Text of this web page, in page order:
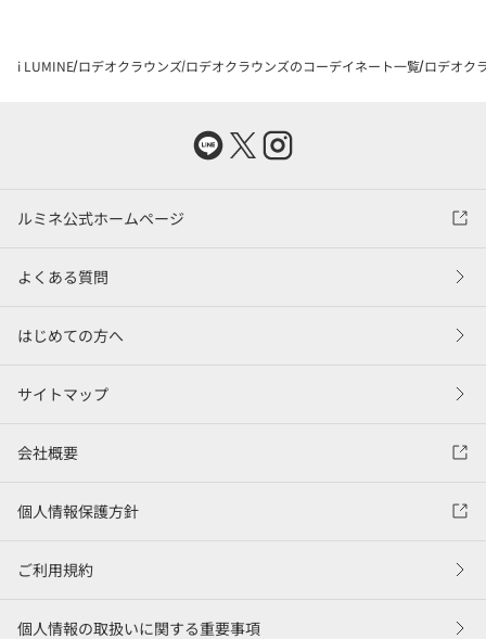
i LUMINE ロデオクラウンズ ロデオクラウンズのコーデイネート一覧 ロデオク
ルミネ公式ホームページ
よくある質問
はじめての方へ
サイトマップ
会社概要
個人情報保護方針
ご利用規約
個人情報の取扱いに関する重要事項